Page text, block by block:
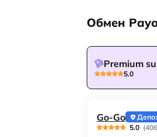
Обмен
Premium
5.0
Go-Go
5.0